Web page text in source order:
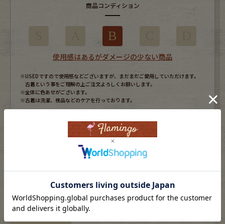
商品コンディション
B
使用感はあるがダメージの少ない商品
※USEDですので使用感などございますが、まだまだご愛用していただけます。
古着という事をご理解の上ご注文よろしくお願いします。
※全体に色あせがございます。
※古着は洗濯、検品などのケアを行っております。
XL
ブランド
HARLEY-DAVIDSON/ハーレーダビッドソン
cotton100%
年代
-